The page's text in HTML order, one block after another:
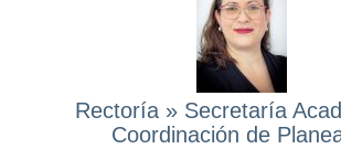
Rectoría » Secretaría
Coordinación de